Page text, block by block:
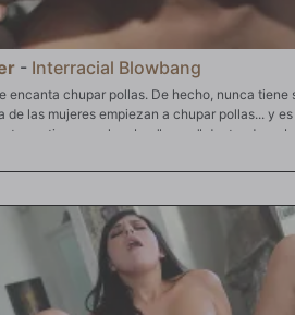
- Interracial Blowbang
encanta chupar pollas. De hecho, nunca
de las mujeres empiezan a chupar pollas... y
sentir que un hombre "crece" dentro de su
el latido"! Le encanta complacer... y le
ella chupa. A Miranda le encanta el sabor
mamada de Miranda... de su vida.
que una habitación llena de hombres crezca,